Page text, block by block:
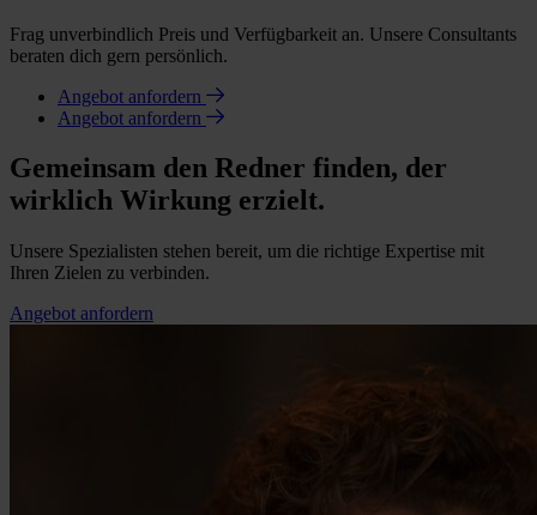
Frag unverbindlich Preis und Verfügbarkeit an. Unsere Consultants
beraten dich gern persönlich.
Angebot anfordern
Angebot anfordern
Gemeinsam den Redner finden, der
wirklich Wirkung erzielt.
Unsere Spezialisten stehen bereit, um die richtige Expertise mit
Ihren Zielen zu verbinden.
Angebot anfordern